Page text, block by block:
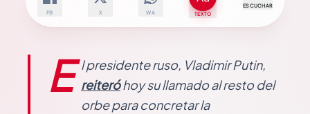
FB X WA TEXTO
ESCUCHAR
E l presidente ruso, Vladimir Putin,
reiteróhoy su llamado al resto del
orbe para concretar la